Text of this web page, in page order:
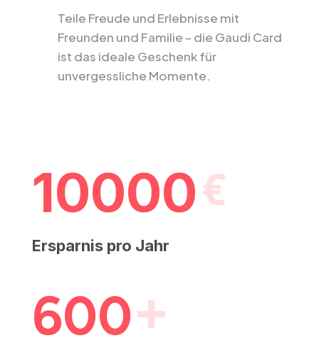
Teile Freude und Erlebnisse mit
Freunden und Familie – die Gaudi Card
ist das ideale Geschenk für
unvergessliche Momente.
10000
Ersparnis pro Jahr
600